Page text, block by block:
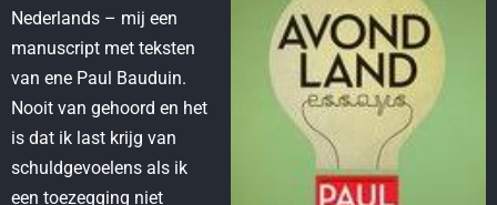
Nederlands – mij een
manuscript met teksten
van ene Paul Bauduin.
Nooit van gehoord en het
is dat ik last krijg van
schuldgevoelens als ik
een toezegging niet